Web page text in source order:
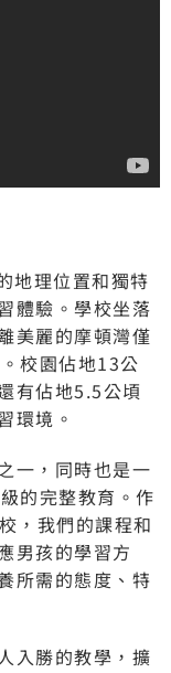
地理位置和獨特
體驗。學校坐落
美麗的摩頓灣僅
校園佔地13公
有佔地5.5公頃
環境。
一，同時也是一
的完整教育。作
，我們的課程和
男孩的學習方
所需的態度、特
入勝的教學，擴